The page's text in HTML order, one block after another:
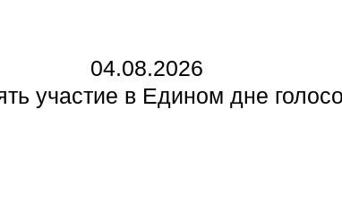
04.08.2026
участие в Едином дне